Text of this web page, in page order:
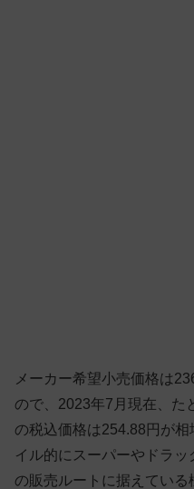
メーカー希望小売価格は
ので、2023年7月現在、た
の税込価格は254.88円が
イル的にスーパーやドラ
の販売ルートに据えている